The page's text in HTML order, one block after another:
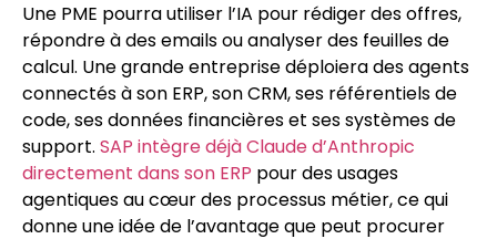
Une PME pourra utiliser l’IA pour rédiger des offres,
répondre à des emails ou analyser des feuilles de
calcul. Une grande entreprise déploiera des agents
connectés à son ERP, son CRM, ses référentiels de
code, ses données financières et ses systèmes de
support. SAP intègre déjà Claude d’Anthropic
directement dans son ERP pour des usages
agentiques au cœur des processus métier, ce qui
donne une idée de l’avantage que peut procurer